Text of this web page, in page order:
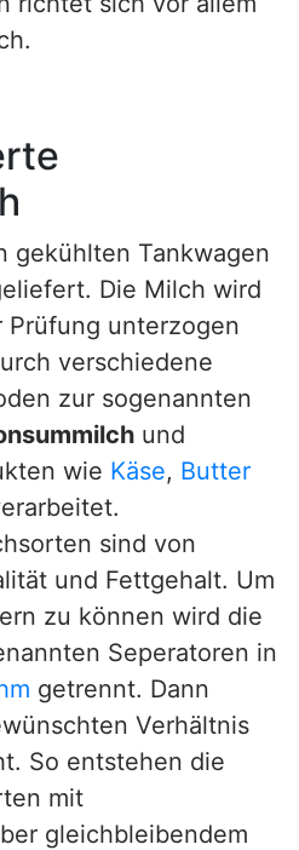
gekühlten Tankwagen
Die Milch wird
Prüfung unterzogen
verschiedene
zur sogenannten
und
wie Käse, Butter
sind von
und Fettgehalt. Um
zu können wird die
Seperatoren in
getrennt. Dann
Verhältnis
So entstehen die
mit
gleichbleibendem